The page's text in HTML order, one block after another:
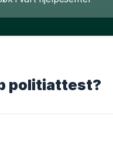
politiattest?